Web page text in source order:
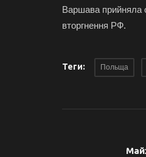
Варшава прийняла
вторгнення РФ.
Теги: Польща